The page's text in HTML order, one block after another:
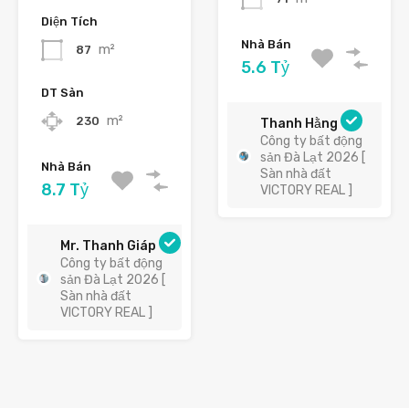
Diện Tích
87 m²
DT Sàn
230 m²
Nhà Bán
8.7 Tỷ
Mr. Thanh Giáp
Công ty bất động
sản Đà Lạt 2026 [
Sàn nhà đất
VICTORY REAL ]
Nhà Bán
5.6 Tỷ
Thanh Hằng
Công ty bất động
sản Đà Lạt 2026 [
Sàn nhà đất
VICTORY REAL ]